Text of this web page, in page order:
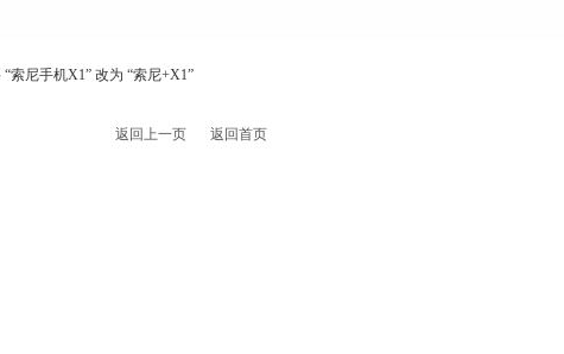
索尼手机X1” 改为 “索尼+X1”
返回上一页 返回首页